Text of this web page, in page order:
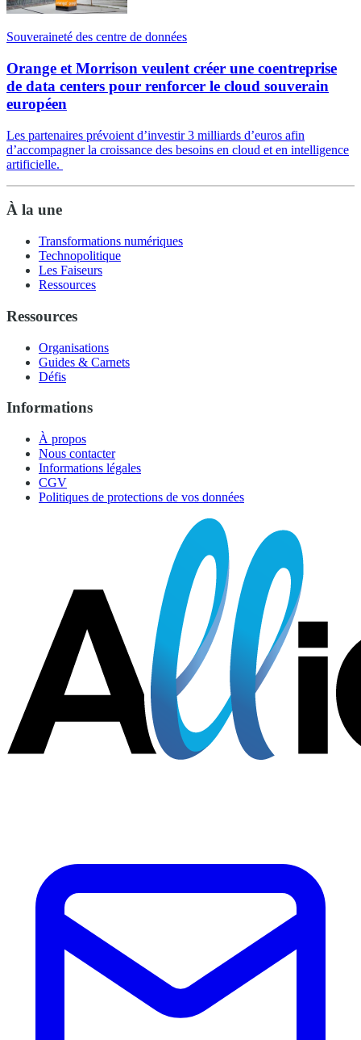
Souveraineté des centre de données
Orange et Morrison veulent créer une coentreprise
de data centers pour renforcer le cloud souverain
européen
Les partenaires prévoient d’investir 3 milliards d’euros afin
d’accompagner la croissance des besoins en cloud et en intelligence
artificielle.
À la une
Transformations numériques
Technopolitique
Les Faiseurs
Ressources
Ressources
Organisations
Guides & Carnets
Défis
Informations
À propos
Nous contacter
Informations légales
CGV
Politiques de protections de vos données